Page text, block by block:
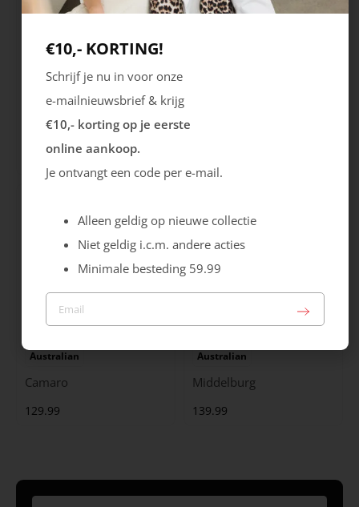
Ecco
City Stride
Australian
Camaro
129.99
Australian
Middelburg
139.99
€10,- KORTING!
Schrijf je nu in voor onze
e-mailnieuwsbrief & krijg
€10,- korting op je eerste
online aankoop.
Je ontvangt een code per e-mail.
Alleen geldig op nieuwe collectie
Niet geldig i.c.m. andere acties
Minimale besteding 59.99